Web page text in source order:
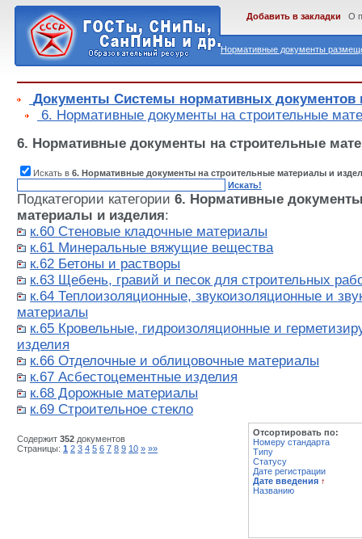
Нормативные документы
Добавить в закладки О
Документы Системы нормативных документов
6. Нормативные документы на строительные
6. Нормативные документы на строительные
Искать в 6. Нормативные документы на строительные материалы и
Искать!
Подкатегории категории 6. Нормативные
материалы и изделия:
к.60 Стеновые кладочные материалы
к.61 Минеральные вяжущие вещества
к.62 Бетоны и растворы
к.63 Щебень, гравий и песок для строительных
к.64 Теплоизоляционные, звукоизоляционные и
материалы
к.65 Кровельные, гидроизоляционные и
изделия
к.66 Отделочные и облицовочные материалы
к.67 Асбестоцементные изделия
к.68 Дорожные материалы
к.69 Строительное стекло
Содержит 352 документов
Страницы: 1 2 3 4 5 6 7 8 9 10 » »»
Отсортировать по:
Номеру стандарта
Типу
Статусу
Дате регистрации
Дате введения ↑
Названию